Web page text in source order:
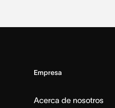
Empresa
Acerca de nosotros